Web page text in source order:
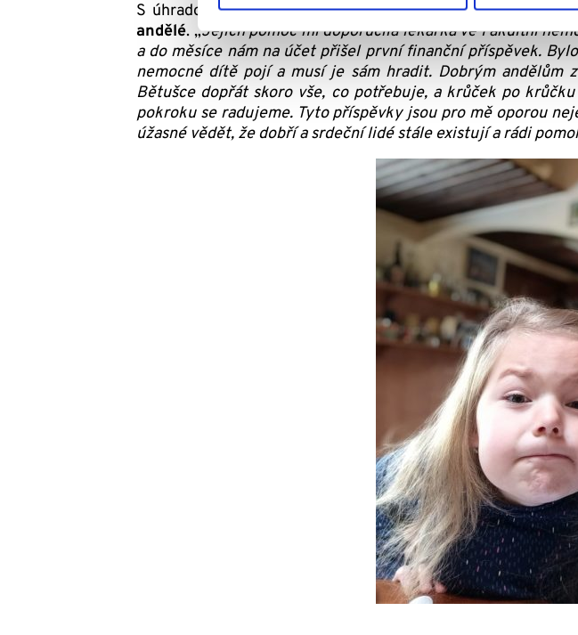
S úhradou osobní asistentky či potřebnými
andělé. „Jejich pomoc mi doporučila lékařka ve Fakultní
a do měsíce nám na účet přišel první finanční příspěvek.
nemocné dítě pojí a musí je sám hradit. Dobrým
Bětušce dopřát skoro vše, co potřebuje, a krůček po
pokroku se radujeme. Tyto příspěvky jsou pro mě oporou
úžasné vědět, že dobří a srdeční lidé stále existují a rádi